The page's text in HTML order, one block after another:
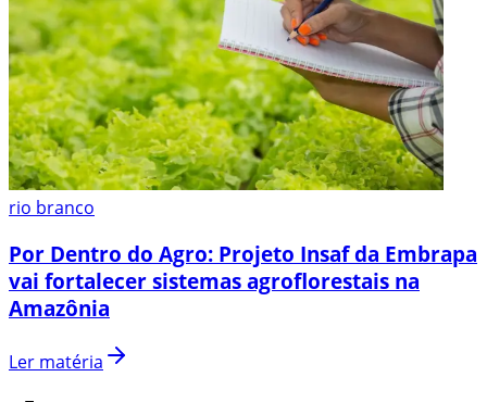
rio branco
Por Dentro do Agro: Projeto Insaf da Embrapa
vai fortalecer sistemas agroflorestais na
Amazônia
Ler matéria